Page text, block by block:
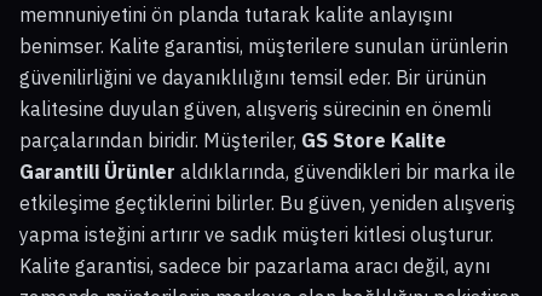
memnuniyetini ön planda tutarak kalite anlayışını
benimser. Kalite garantisi, müşterilere sunulan ürünlerin
güvenilirliğini ve dayanıklılığını temsil eder. Bir ürünün
kalitesine duyulan güven, alışveriş sürecinin en önemli
parçalarından biridir. Müşteriler, GS Store Kalite
Garantili Ürünler aldıklarında, güvendikleri bir marka ile
etkileşime geçtiklerini bilirler. Bu güven, yeniden alışveriş
yapma isteğini artırır ve sadık müşteri kitlesi oluşturur.
Kalite garantisi, sadece bir pazarlama aracı değil, aynı